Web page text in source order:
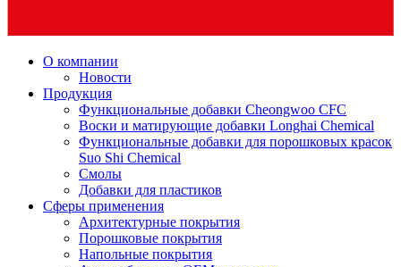
О компании
Новости
Продукция
Функциональные добавки Cheongwoo СFC
Воски и матирующие добавки Longhai Chemical
Функциональные добавки для порошковых красок
Suo Shi Chemical
Смолы
Добавки для пластиков
Сферы применения
Архитектурные покрытия
Порошковые покрытия
Напольные покрытия